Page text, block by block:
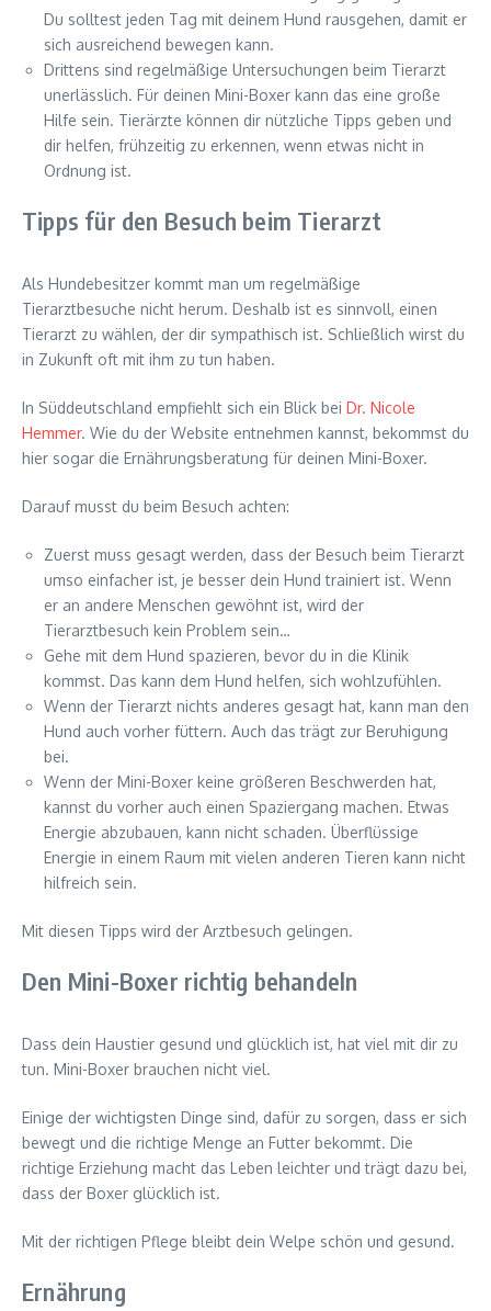
Du solltest jeden Tag mit deinem Hund rausgehen, damit er
sich ausreichend bewegen kann.
Drittens sind regelmäßige Untersuchungen beim Tierarzt
unerlässlich. Für deinen Mini-Boxer kann das eine große
Hilfe sein. Tierärzte können dir nützliche Tipps geben und
dir helfen, frühzeitig zu erkennen, wenn etwas nicht in
Ordnung ist.
Tipps für den Besuch beim Tierarzt
Als Hundebesitzer kommt man um regelmäßige
Tierarztbesuche nicht herum. Deshalb ist es sinnvoll, einen
Tierarzt zu wählen, der dir sympathisch ist. Schließlich wirst du
in Zukunft oft mit ihm zu tun haben.
In Süddeutschland empfiehlt sich ein Blick bei Dr. Nicole
Hemmer. Wie du der Website entnehmen kannst, bekommst du
hier sogar die Ernährungsberatung für deinen Mini-Boxer.
Darauf musst du beim Besuch achten:
Zuerst muss gesagt werden, dass der Besuch beim Tierarzt
umso einfacher ist, je besser dein Hund trainiert ist. Wenn
er an andere Menschen gewöhnt ist, wird der
Tierarztbesuch kein Problem sein…
Gehe mit dem Hund spazieren, bevor du in die Klinik
kommst. Das kann dem Hund helfen, sich wohlzufühlen.
Wenn der Tierarzt nichts anderes gesagt hat, kann man den
Hund auch vorher füttern. Auch das trägt zur Beruhigung
bei.
Wenn der Mini-Boxer keine größeren Beschwerden hat,
kannst du vorher auch einen Spaziergang machen. Etwas
Energie abzubauen, kann nicht schaden. Überflüssige
Energie in einem Raum mit vielen anderen Tieren kann nicht
hilfreich sein.
Mit diesen Tipps wird der Arztbesuch gelingen.
Den Mini-Boxer richtig behandeln
Dass dein Haustier gesund und glücklich ist, hat viel mit dir zu
tun. Mini-Boxer brauchen nicht viel.
Einige der wichtigsten Dinge sind, dafür zu sorgen, dass er sich
bewegt und die richtige Menge an Futter bekommt. Die
richtige Erziehung macht das Leben leichter und trägt dazu bei,
dass der Boxer glücklich ist.
Mit der richtigen Pflege bleibt dein Welpe schön und gesund.
Ernährung